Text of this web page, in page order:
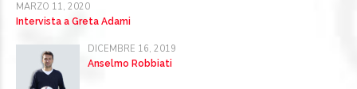
MARZO 11, 2020
Intervista a Greta Adami
DICEMBRE 16, 2019
Anselmo Robbiati